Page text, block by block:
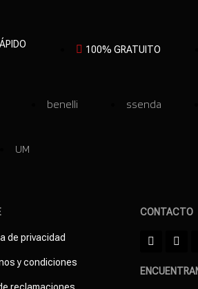
100% GRATUITO
benelli ssenda
UM
de privacidad
y condiciones
CONTACTO